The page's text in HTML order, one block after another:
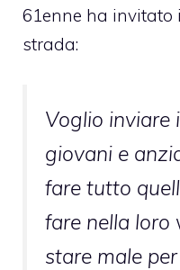
61enne ha invitato
strada:
Voglio inviare
giovani e
fare tutto
fare nella
stare male